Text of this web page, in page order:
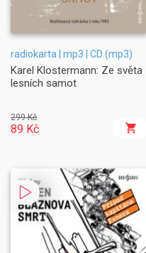
radiokarta | mp3 | CD (mp3)
Karel Klostermann: Ze světa
lesních samot
299 Kč
89 Kč